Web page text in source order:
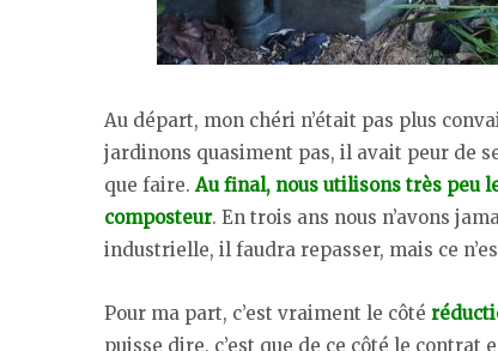
Au départ, mon chéri n’était pas plus
jardinons quasiment pas, il avait peur de
que faire.Au final, nous utilisons très peu
composteur. En trois ans nous n’avons
industrielle, il faudra repasser, mais ce
Pour ma part, c’est vraiment le côté
puisse dire, c’est que de ce côté le contrat